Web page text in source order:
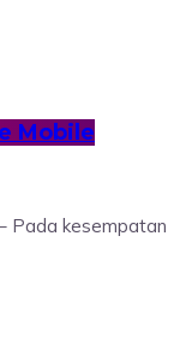
Mobile
Pada kesempatan